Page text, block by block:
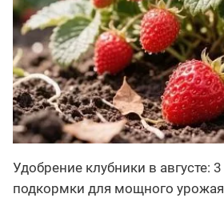
Удобрение клубники в августе:
подкормки для мощного урожая